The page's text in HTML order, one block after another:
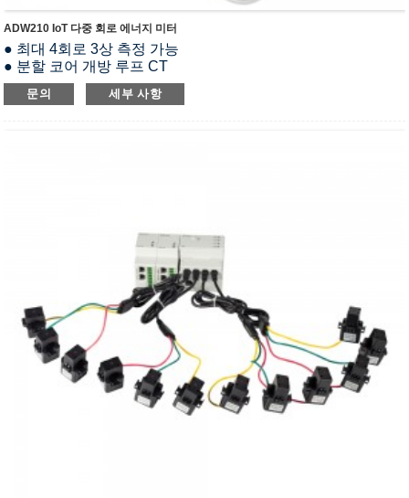
ADW210 IoT 다중 회로 에너지 미터
● 최대 4회로 3상 측정 가능
● 분할 코어 개방 루프 CT
● 모든 전기 매개변수를 측정합니다.
● LCD 디스플레이
문의 세부 사항